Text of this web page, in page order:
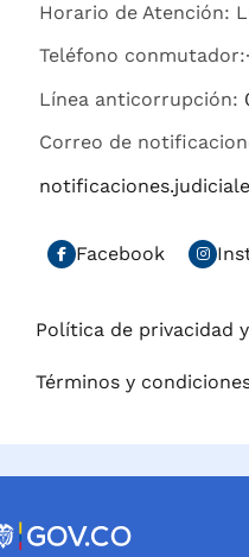
Horario de Atención:
Teléfono conmutador:
Línea anticorrupción:
Correo de
Facebook
Política de privacidad
Términos y